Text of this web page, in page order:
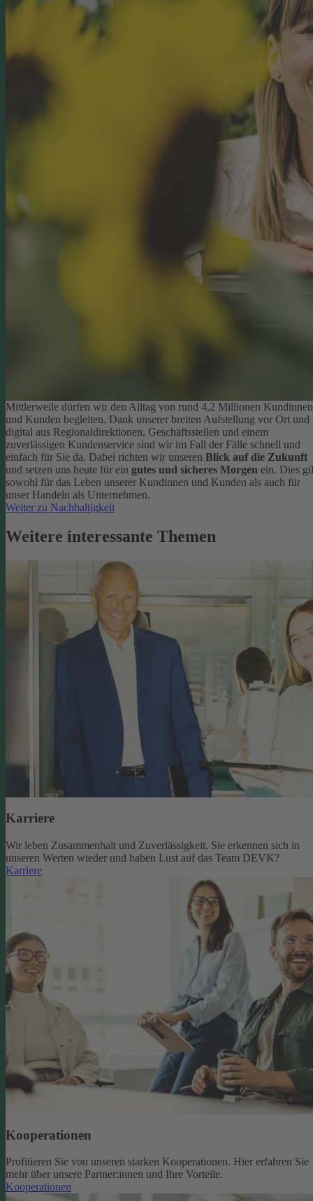
Mittlerweile dürfen wir den Alltag von rund 4,2 Millionen Kundinnen
und Kunden begleiten. Dank unserer breiten Aufstellung vor Ort und
digital aus Regionaldirektionen, Geschäftsstellen und einem
zuverlässigen Kundenservice sind wir im Fall der Fälle schnell und
einfach für Sie da. Dabei richten wir unseren Blick auf die Zukunft
und setzen uns heute für ein gutes und sicheres Morgen ein. Dies
sowohl für das Leben unserer Kundinnen und Kunden als auch für
unser Handeln als Unternehmen.
Weiter zu Nachhaltigkeit
Weitere interessante Themen
Karriere
Wir leben Zusammenhalt und Zuverlässigkeit. Sie erkennen sich in
unseren Werten wieder und haben Lust auf das Team DEVK?
Karriere
Kooperationen
Profitieren Sie von unseren starken Kooperationen. Hier erfahren Sie
mehr über unsere Partner:innen und Ihre Vorteile.
Kooperationen